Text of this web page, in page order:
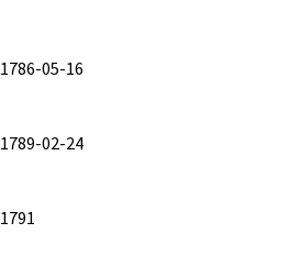
1786-05-16
1789-02-24
1791